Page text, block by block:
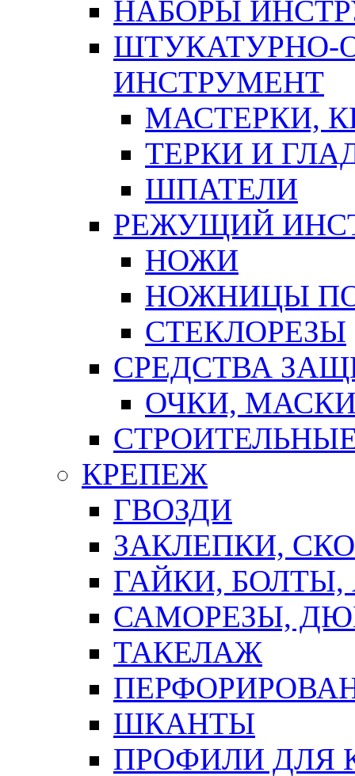
НАБОРЫ
ШТУКАТУРНО-
ИНСТРУМЕНТ
МАСТЕРКИ,
ТЕРКИ И
ШПАТЕЛИ
РЕЖУЩИЙ
НОЖИ
НОЖНИЦЫ
СТЕКЛОРЕЗЫ
СРЕДСТВА
ОЧКИ,
КРЕПЕЖ
ГВОЗДИ
ЗАКЛЕПКИ,
ГАЙКИ,
САМОРЕЗЫ,
ТАКЕЛАЖ
ШКАНТЫ
ПРОФИЛИ ДЛЯ